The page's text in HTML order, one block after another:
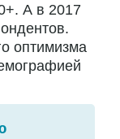
А в 2017
оптимизма